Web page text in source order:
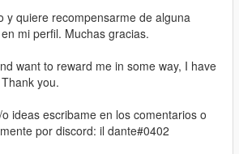
y quiere recompensarme de alguna
mi perfil. Muchas gracias.
want to reward me in some way, I have
you.
ideas escribame en los comentarios o
por discord: il dante#0402